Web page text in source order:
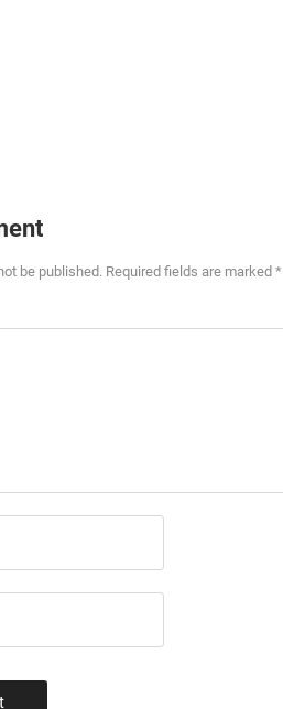
be published. Required fields are marked *